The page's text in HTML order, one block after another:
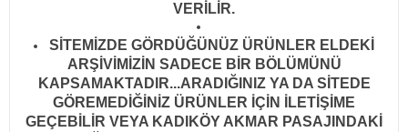
VERİLİR.
SİTEMİZDE GÖRDÜĞÜNÜZ ÜRÜNLER ELDEKİ
ARŞİVİMİZİN SADECE BİR BÖLÜMÜNÜ
KAPSAMAKTADIR...ARADIĞINIZ YA DA SİTEDE
GÖREMEDİĞİNİZ ÜRÜNLER İÇİN İLETİŞİME
GEÇEBİLİR VEYA KADIKÖY AKMAR PASAJINDAKİ